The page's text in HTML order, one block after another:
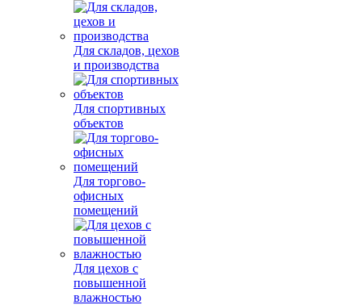
Для складов, цехов
и производства
Для спортивных
объектов
Для торгово-
офисных
помещений
Для цехов с
повышенной
влажностью